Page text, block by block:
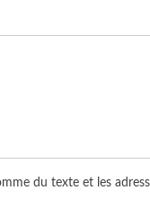
du texte et les